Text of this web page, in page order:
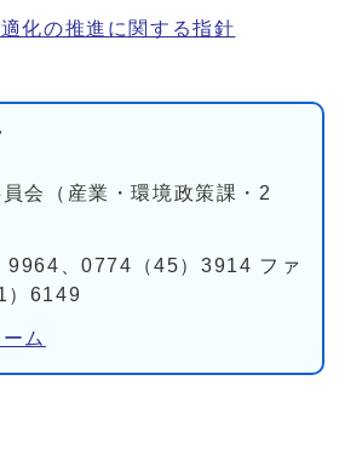
化の推進に関する指針
会（産業・環境政策課・2
9964、0774（45）3914 ファ
）6149
ム